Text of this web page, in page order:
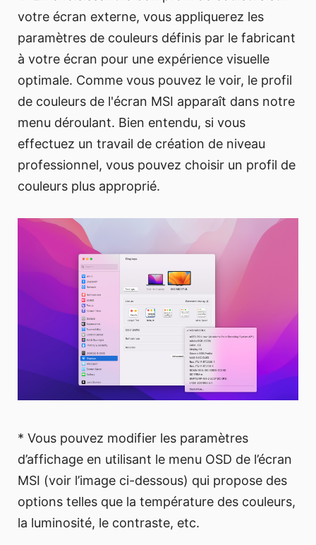
votre écran externe, vous appliquerez les
paramètres de couleurs définis par le fabricant
à votre écran pour une expérience visuelle
optimale. Comme vous pouvez le voir, le profil
de couleurs de l'écran MSI apparaît dans notre
menu déroulant. Bien entendu, si vous
effectuez un travail de création de niveau
professionnel, vous pouvez choisir un profil de
couleurs plus approprié.
* Vous pouvez modifier les paramètres
d’affichage en utilisant le menu OSD de l’écran
MSI (voir l’image ci-dessous) qui propose des
options telles que la température des couleurs,
la luminosité, le contraste, etc.